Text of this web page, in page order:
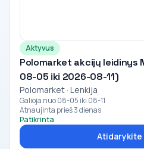
Aktyvus
Polomarket akcijų leidinys
08-05 iki 2026-08-11)
Polomarket · Lenkija
Galioja nuo 08-05 iki 08-11
Atnaujinta prieš 3 dienas
Patikrinta